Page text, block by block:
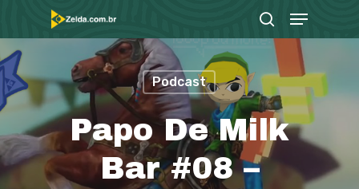
to
main
content
search
Menu
Podcast
Papo De Milk
Bar #08 –
Menu